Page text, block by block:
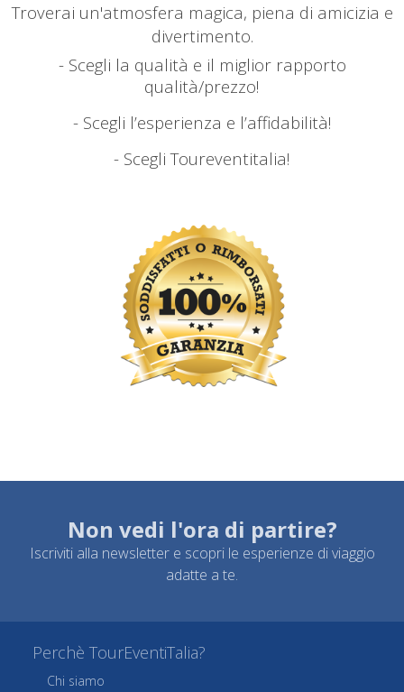
Troverai un'atmosfera magica, piena di amicizia e
divertimento.
- Scegli la qualità e il miglior rapporto
qualità/prezzo!
- Scegli l’esperienza e l’affidabilità!
- Scegli Toureventitalia!
Non vedi l'ora di partire?
Iscriviti alla newsletter e scopri le esperienze di viaggio
adatte a te.
Perchè TourEventiTalia?
Chi siamo